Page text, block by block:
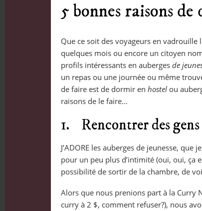
5 bonnes raisons
Que ce soit des voyageurs en
quelques mois ou encore un citoyen
profils intéressants en auberges de
un repas ou une journée ou même
de faire est de dormir en hostel ou
raisons de le faire…
1. Rencontrer des
J’ADORE les auberges de jeunesse,
pour un peu plus d’intimité (oui, oui, ça
possibilité de sortir de la chambre, de
Alors que nous prenions part à la Curry
curry à 2 $, comment refuser?), nous